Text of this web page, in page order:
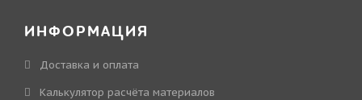
ИНФОРМАЦИЯ
Доставка и оплата
Калькулятор расчёта материалов